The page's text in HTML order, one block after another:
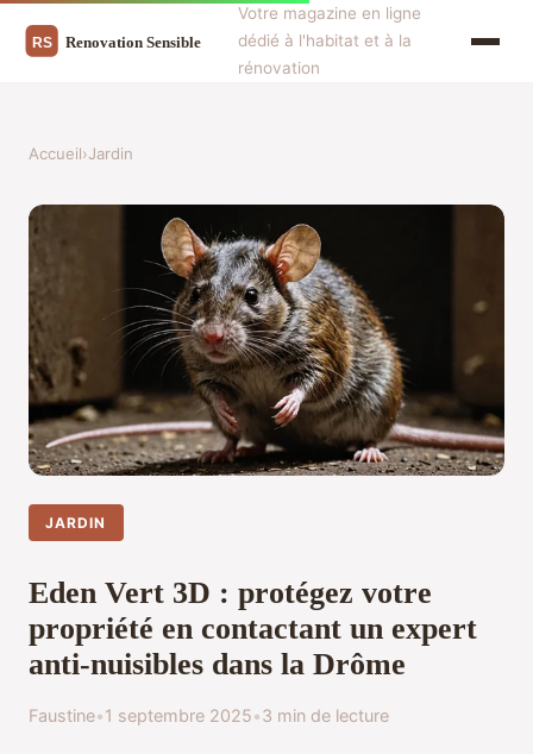
Votre magazine en ligne
dédié à l'habitat et à la
rénovation
Accueil›Jardin
JARDIN
Eden Vert 3D : protégez votre
propriété en contactant un expert
anti-nuisibles dans la Drôme
Faustine•1 septembre 2025•3 min de lecture